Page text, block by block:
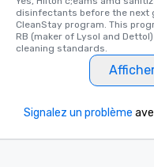
delight any palate. Tours Available
from Day to Night With
group experience,
key. Whether you desire
business hours or early
you to provide options
disinfectants before the next
CleanStay program. This
RB (maker of Lysol and
cleaning standards.
Signalez un problème